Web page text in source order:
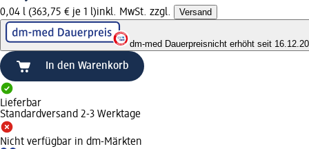
0,04 l (363,75 € je 1 l)inkl. MwSt. zzgl. Versand
dm-med Dauerpreisnicht erhöht seit
In den Warenkorb
Lieferbar
Standardversand 2-3 Werktage
Nicht verfügbar in dm-Märkten